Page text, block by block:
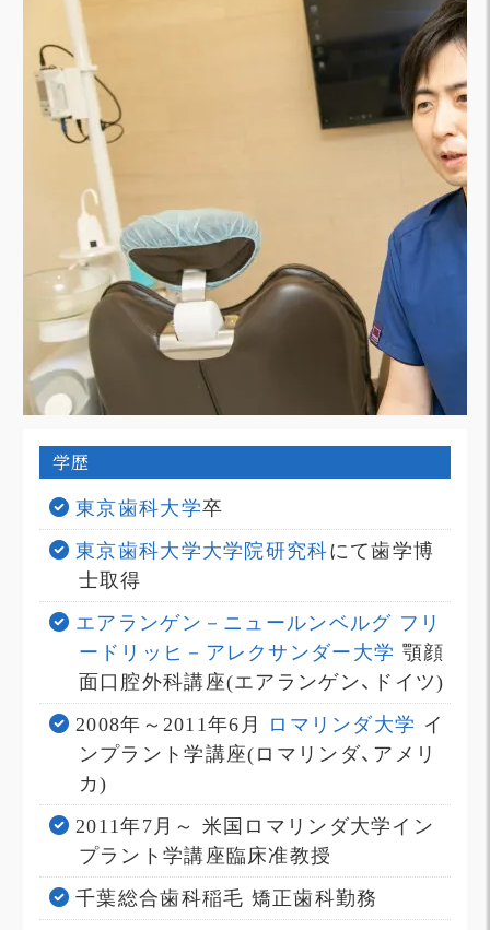
学歴
東京歯科大学卒
東京歯科大学大学院研究科にて歯学博
士取得
エアランゲン－ニュールンベルグ フリ
ードリッヒ－アレクサンダー大学 顎顔
面口腔外科講座(エアランゲン、ドイツ)
2008年～2011年6月
ロマリンダ大学 イ
ンプラント学講座(ロマリンダ、アメリ
カ)
2011年7月～ 米国ロマリンダ大学イン
プラント学講座臨床准教授
千葉総合歯科稲毛 矯正歯科勤務